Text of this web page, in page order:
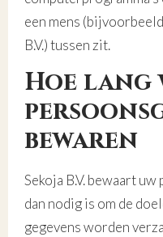
een mens
B.V.) tussen zit.
Hoe lang
bewaren
Sekoja B.V. bewaart
dan nodig is om de
gegevens worden